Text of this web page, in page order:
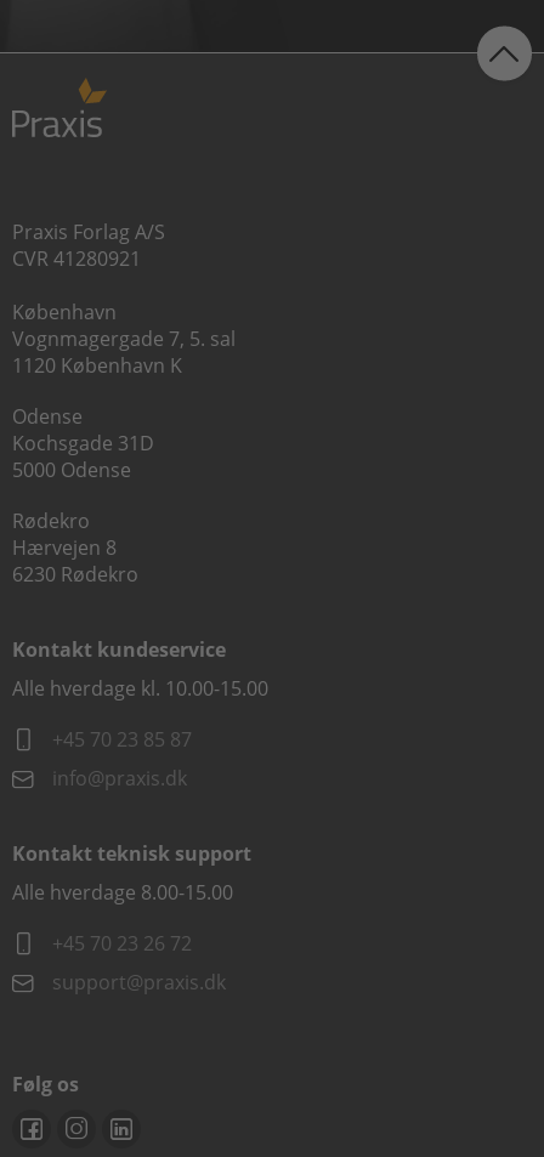
Praxis Forlag A/S
CVR 41280921
København
Vognmagergade 7, 5. sal
1120 København K
Odense
Kochsgade 31D
5000 Odense
Rødekro
Hærvejen 8
6230 Rødekro
Kontakt kundeservice
Alle hverdage kl. 10.00-15.00
+45 70 23 85 87
info@praxis.dk
Kontakt teknisk support
Alle hverdage 8.00-15.00
+45 70 23 26 72
support@praxis.dk
Følg os